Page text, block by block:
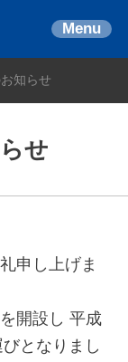
Menu
知らせ
せ
申し上げま
開設し 平成
となりまし